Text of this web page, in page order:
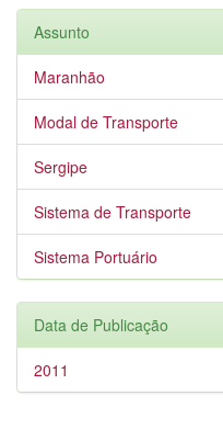
Assunto
Maranhão
Modal de Transporte
Sergipe
Sistema de Transporte
Sistema Portuário
Data de Publicação
2011